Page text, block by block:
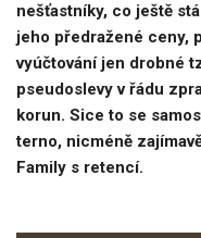
nešťastníky, co ještě
jeho předražené ceny,
vyúčtování jen drobné
pseudoslevy v řádu
korun. Sice to se
terno, nicméně
Family s retencí.